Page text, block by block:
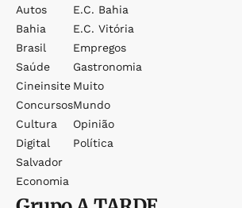
Autos
Bahia
Brasil
Saúde
Cineinsite
Concursos
Cultura
Digital
Salvador
Economia
E.c. Bahia
E.c. Vitória
Empregos
Gastronomia
Muito
Mundo
Opinião
Política